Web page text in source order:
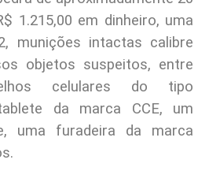
1.215,00 em dinheiro, uma
munições intactas calibre
objetos suspeitos, entre
celulares do tipo
da marca CCE, um
uma furadeira da marca